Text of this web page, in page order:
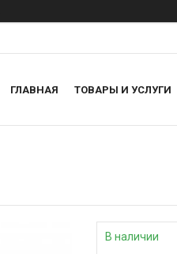
ГЛАВНАЯ ТОВАРЫ И УСЛУГИ
В наличии